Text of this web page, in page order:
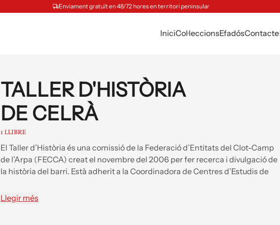
Enviament gratuït en 48/72 hores en territori peninsular
IniciCol·leccionsEfadósContacte
TALLER D'HISTÒRIA
DE CELRÀ
1 LLIBRE
El Taller d’Història és una comissió de la Federació d’Entitats del Clot-Camp
de l’Arpa (FECCA) creat el novembre del 2006 per fer recerca i divulgació de
la història del barri. Està adherit a la Coordinadora de Centres d’Estudis de
Els Encants i la Fira de Bellcaire: Imatge i història de Barcelona (2013) i
Llegir més